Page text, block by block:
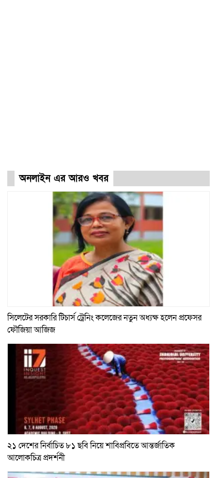
অনলাইন এর আরও খবর
সিলেটের সরকারি টিচার্স ট্রেনিং কলেজের নতুন অধ্যক্ষ হলেন প্রফেসর
ফৌজিয়া আজিজ
২১ দেশের নির্বাচিত ৮১ ছবি নিয়ে শাবিপ্রবিতে আন্তর্জাতিক
আলোকচিত্র প্রদর্শনী